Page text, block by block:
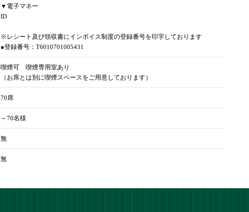
▼電子マネー
ID
※レシート及び領収書にインボイス制度の登録番号を印字しております
●登録番号：T6010701005431
喫煙可 喫煙専用室あり
（お席とは別に喫煙スペースをご用意しております）
70席
～70名様
無
無